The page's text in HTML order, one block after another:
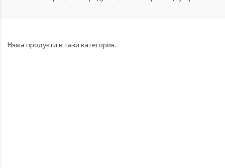
Няма продукти в тази категория.